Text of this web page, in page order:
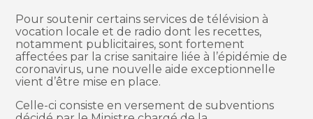
Pour soutenir certains services de télévision à
vocation locale et de radio dont les recettes,
notamment publicitaires, sont fortement
affectées par la crise sanitaire liée à l’épidémie de
coronavirus, une nouvelle aide exceptionnelle
vient d’être mise en place.
Celle-ci consiste en versement de subventions